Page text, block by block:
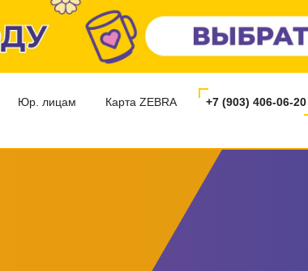
Юр. лицам Карта ZEBRA +7 (903) 406-06-20